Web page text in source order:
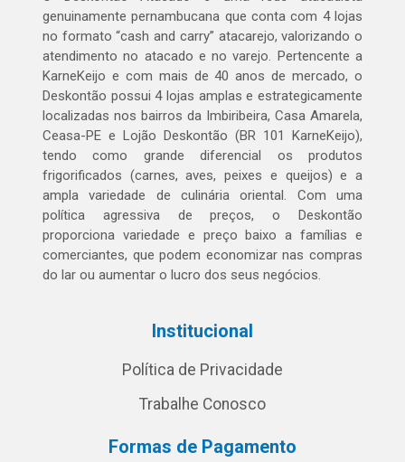
genuinamente pernambucana que conta com 4 lojas
no formato “cash and carry” atacarejo, valorizando o
atendimento no atacado e no varejo. Pertencente a
KarneKeijo e com mais de 40 anos de mercado, o
Deskontão possui 4 lojas amplas e estrategicamente
localizadas nos bairros da Imbiribeira, Casa Amarela,
Ceasa-PE e Lojão Deskontão (BR 101 KarneKeijo),
tendo como grande diferencial os produtos
frigorificados (carnes, aves, peixes e queijos) e a
ampla variedade de culinária oriental. Com uma
política agressiva de preços, o Deskontão
proporciona variedade e preço baixo a famílias e
comerciantes, que podem economizar nas compras
do lar ou aumentar o lucro dos seus negócios.
Institucional
Política de Privacidade
Trabalhe Conosco
Formas de Pagamento